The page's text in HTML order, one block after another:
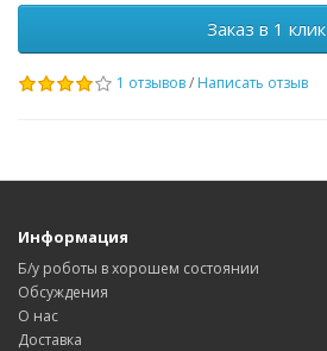
Заказ в 1 клик
1 отзывов/ Написать отзыв
Информация
Б/у роботы в хорошем состоянии
Обсуждения
О нас
Доставка